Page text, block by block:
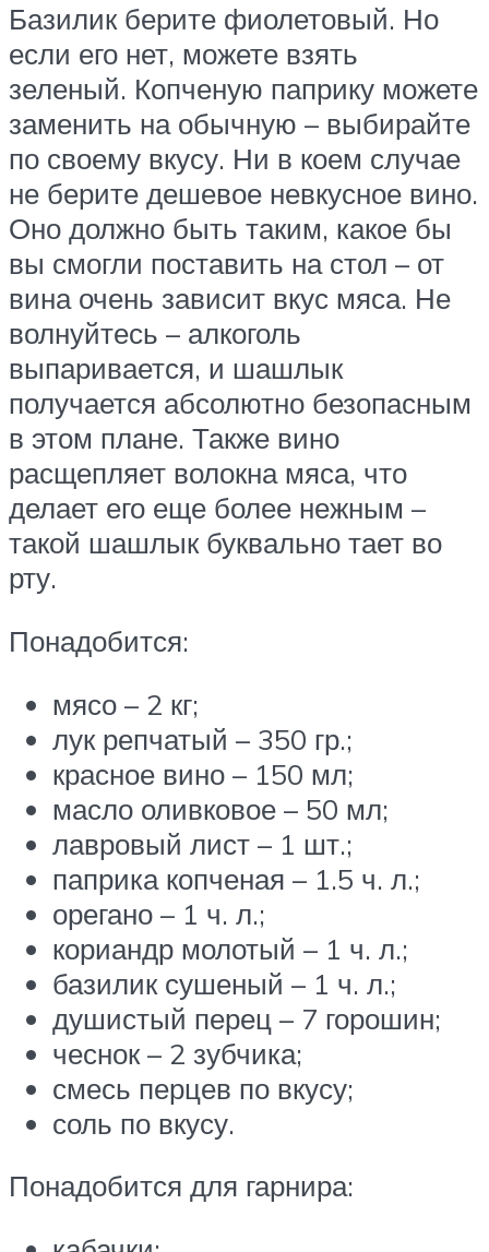
Базилик берите фиолетовый. Но
если его нет, можете взять
зеленый. Копченую паприку можете
заменить на обычную – выбирайте
по своему вкусу. Ни в коем случае
не берите дешевое невкусное вино.
Оно должно быть таким, какое бы
вы смогли поставить на стол – от
вина очень зависит вкус мяса. Не
волнуйтесь – алкоголь
выпаривается, и шашлык
получается абсолютно безопасным
в этом плане. Также вино
расщепляет волокна мяса, что
делает его еще более нежным –
такой шашлык буквально тает во
рту.
Понадобится:
мясо – 2 кг;
лук репчатый – 350 гр.;
красное вино – 150 мл;
масло оливковое – 50 мл;
лавровый лист – 1 шт.;
паприка копченая – 1.5 ч. л.;
орегано – 1 ч. л.;
кориандр молотый – 1 ч. л.;
базилик сушеный – 1 ч. л.;
душистый перец – 7 горошин;
чеснок – 2 зубчика;
смесь перцев по вкусу;
соль по вкусу.
Понадобится для гарнира: